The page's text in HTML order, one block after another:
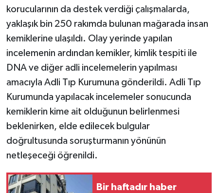
korucularının da destek verdiği çalışmalarda,
yaklaşık bin 250 rakımda bulunan mağarada insan
kemiklerine ulaşıldı. Olay yerinde yapılan
incelemenin ardından kemikler, kimlik tespiti ile
DNA ve diğer adli incelemelerin yapılması
amacıyla Adli Tıp Kurumuna gönderildi. Adli Tıp
Kurumunda yapılacak incelemeler sonucunda
kemiklerin kime ait olduğunun belirlenmesi
beklenirken, elde edilecek bulgular
doğrultusunda soruşturmanın yönünün
netleşeceği öğrenildi.
Bir haftadır haber